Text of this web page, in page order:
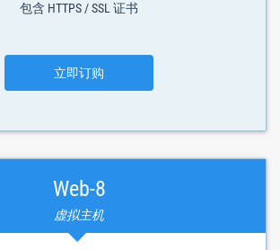
包含 HTTPS / SSL 证书
立即订购
Web-8
虚拟主机